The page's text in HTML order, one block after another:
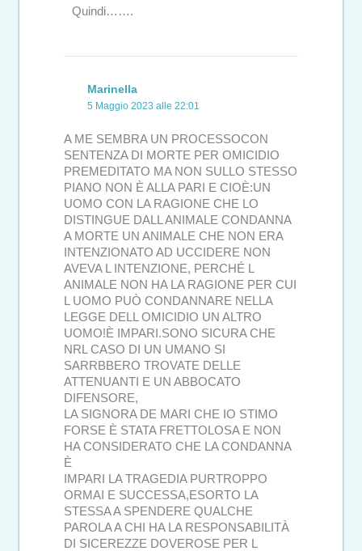
Quindi…….
Marinella
5 Maggio 2023 alle 22:01
A ME SEMBRA UN PROCESSOCON
SENTENZA DI MORTE PER OMICIDIO
PREMEDITATO MA NON SULLO STESSO
PIANO NON È ALLA PARI E CIOÈ:UN
UOMO CON LA RAGIONE CHE LO
DISTINGUE DALL ANIMALE CONDANNA
A MORTE UN ANIMALE CHE NON ERA
INTENZIONATO AD UCCIDERE NON
AVEVA L INTENZIONE, PERCHÉ L
ANIMALE NON HA LA RAGIONE PER CUI
L UOMO PUÒ CONDANNARE NELLA
LEGGE DELL OMICIDIO UN ALTRO
UOMO!È IMPARI.SONO SICURA CHE
NRL CASO DI UN UMANO SI
SARRBBERO TROVATE DELLE
ATTENUANTI E UN ABBOCATO
DIFENSORE,
LA SIGNORA DE MARI CHE IO STIMO
FORSE È STATA FRETTOLOSA E NON
HA CONSIDERATO CHE LA CONDANNA
È
IMPARI LA TRAGEDIA PURTROPPO
ORMAI E SUCCESSA,ESORTO LA
STESSA A SPENDERE QUALCHE
PAROLA A CHI HA LA RESPONSABILITÀ
DI SICEREZZE DOVEROSE PER L